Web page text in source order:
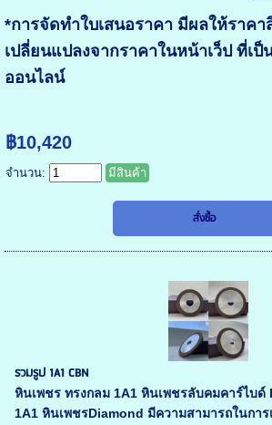
*การจัดทำใบเสนอราคา มีผลให้ราค
เปลี่ยนแปลงจากราคาในหน้าเว็ป ที่เ
ออนไลน์
฿10,420
จำนวน: มีสินค้า
รวมรูป 1A1 CBN
หินเพชร ทรงกลม 1A1 หินเพชรลับคมคาร์ไบด์
1A1 หินเพชรDiamond มีความสามารถในการ